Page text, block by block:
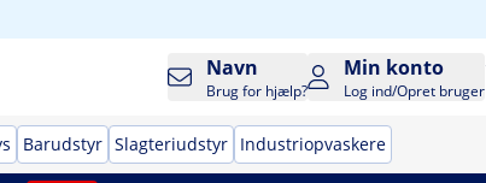
Navn
Brug for hjælp?
Min konto
Log ind/Opret bruger
Barudstyr Slagteriudstyr Industriopvaskere